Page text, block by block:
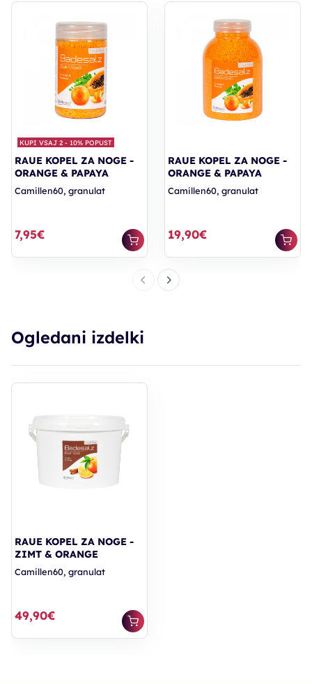
KUPI VSAJ 2 - 10% POPUST
RAUE KOPEL ZA NOGE -
ORANGE & PAPAYA
Camillen60, granulat
7,95€
RAUE KOPEL ZA NOGE -
ORANGE & PAPAYA
Camillen60, granulat
19,90€
Ogledani izdelki
RAUE KOPEL ZA NOGE -
ZIMT & ORANGE
Camillen60, granulat
49,90€